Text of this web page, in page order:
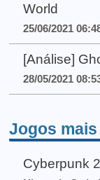
World
25/06/2021
[Análise]
28/05/2021
Jogos
Cyberpunk